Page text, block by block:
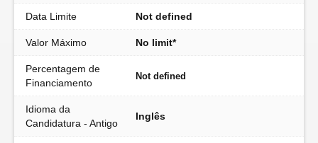
Data Limite Not defined
Valor Máximo No limit*
Percentagem de
Financiamento
Not defined
Idioma da
Candidatura - Antigo
Inglês